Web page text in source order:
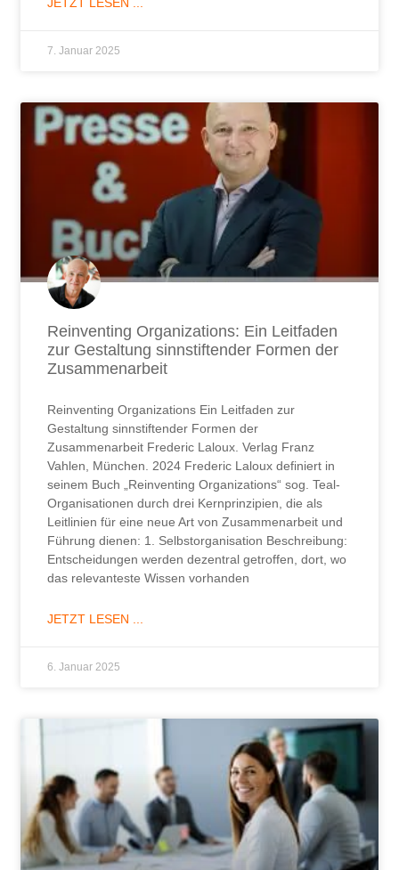
JETZT LESEN ...
7. Januar 2025
Reinventing Organizations: Ein Leitfaden
zur Gestaltung sinnstiftender Formen der
Zusammenarbeit
Reinventing Organizations Ein Leitfaden zur
Gestaltung sinnstiftender Formen der
Zusammenarbeit Frederic Laloux. Verlag Franz
Vahlen, München. 2024 Frederic Laloux definiert in
seinem Buch „Reinventing Organizations“ sog. Teal-
Organisationen durch drei Kernprinzipien, die als
Leitlinien für eine neue Art von Zusammenarbeit und
Führung dienen: 1. Selbstorganisation Beschreibung:
Entscheidungen werden dezentral getroffen, dort, wo
das relevanteste Wissen vorhanden
JETZT LESEN ...
6. Januar 2025